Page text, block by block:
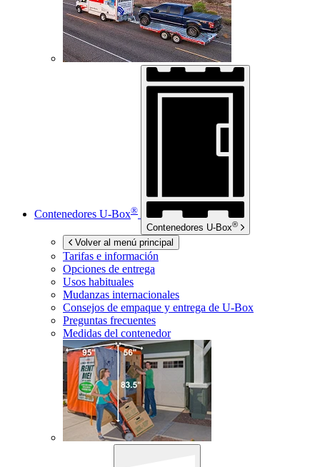
Contenedores U-Box®
Contenedores U-Box®
Volver al menú principal
Tarifas e información
Opciones de entrega
Usos habituales
Mudanzas internacionales
Consejos de empaque y entrega de U-Box
Preguntas frecuentes
Medidas del contenedor